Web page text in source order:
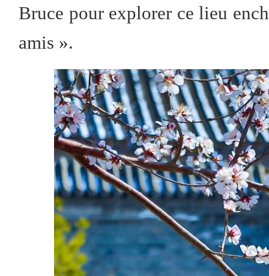
Bruce pour explorer ce lieu
amis ».